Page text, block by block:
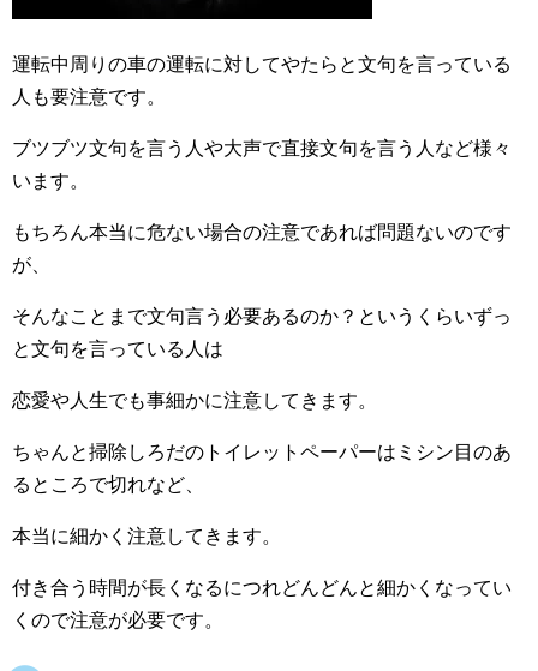
運転中周りの車の運転に対してやたらと文句を言っている
人も要注意です。
ブツブツ文句を言う人や大声で直接文句を言う人など様々
います。
もちろん本当に危ない場合の注意であれば問題ないのです
が、
そんなことまで文句言う必要あるのか？というくらいずっ
と文句を言っている人は
恋愛や人生でも事細かに注意してきます。
ちゃんと掃除しろだのトイレットペーパーはミシン目のあ
るところで切れなど、
本当に細かく注意してきます。
付き合う時間が長くなるにつれどんどんと細かくなってい
くので注意が必要です。